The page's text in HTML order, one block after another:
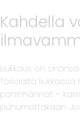
Kahdella
Liukkaus on
Toisaalta
poninhännät –
puhumattakaan.